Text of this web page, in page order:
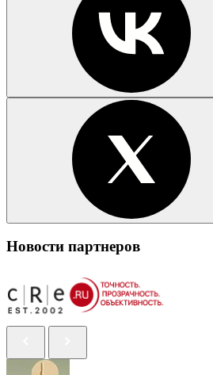
Новости партнеров